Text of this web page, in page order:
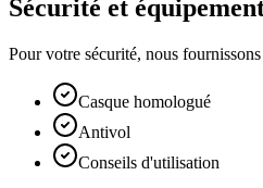
Sécurité et
Pour votre sécurité, nous fournissons
Casque homologué
Antivol
Conseils d'utilisation